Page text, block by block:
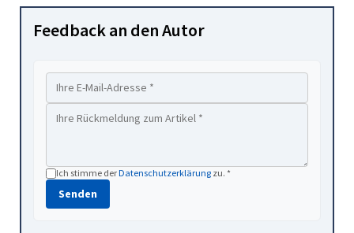
Feedback an den Autor
Ich stimme derDatenschutzerklärung zu. *
Senden